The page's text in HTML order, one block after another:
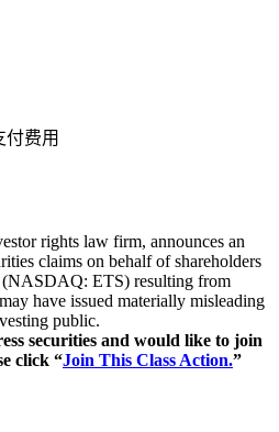
付费用
rights law firm, announces an
claims on behalf of shareholders
ETS) resulting from
have issued materially misleading
public.
securities and would like to join
click “Join This Class Action.”